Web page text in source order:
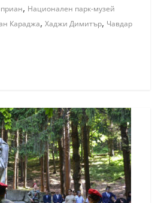
, Национален парк-музей
Караджа,Хаджи Димитър, Чавдар